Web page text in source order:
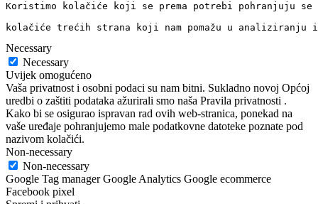
Koristimo kolačiće koji se prema potrebi pohranjuju
kolačiće trećih strana koji nam pomažu u
Necessary
Necessary
Uvijek omogućeno
Vaša privatnost i osobni podaci su nam bitni. Sukladno novoj Općoj
uredbi o zaštiti podataka ažurirali smo naša Pravila privatnosti .
Kako bi se osigurao ispravan rad ovih web-stranica, ponekad na
vaše uređaje pohranjujemo male podatkovne datoteke poznate pod
nazivom kolačići.
Non-necessary
Non-necessary
Google Tag manager Google Analytics Google ecommerce
Facebook pixel